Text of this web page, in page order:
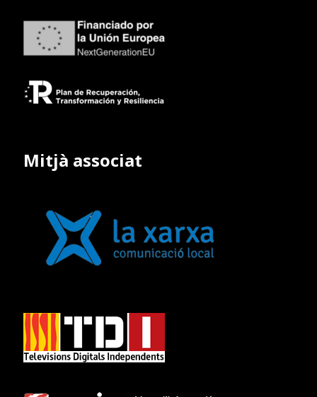
Mitjà associat